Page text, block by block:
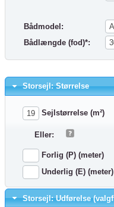
Bådmodel:
Bådlængde (fod)*:
Storsejl: Størrelse
Sejlstørrelse (m²)
Eller:
Forlig (P) (meter)
Underlig (E) (meter)
Storsejl: Udførelse